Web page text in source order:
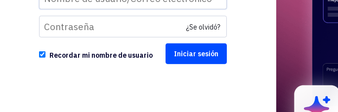
¿Se olvidó?
Recordar mi nombre de usuario